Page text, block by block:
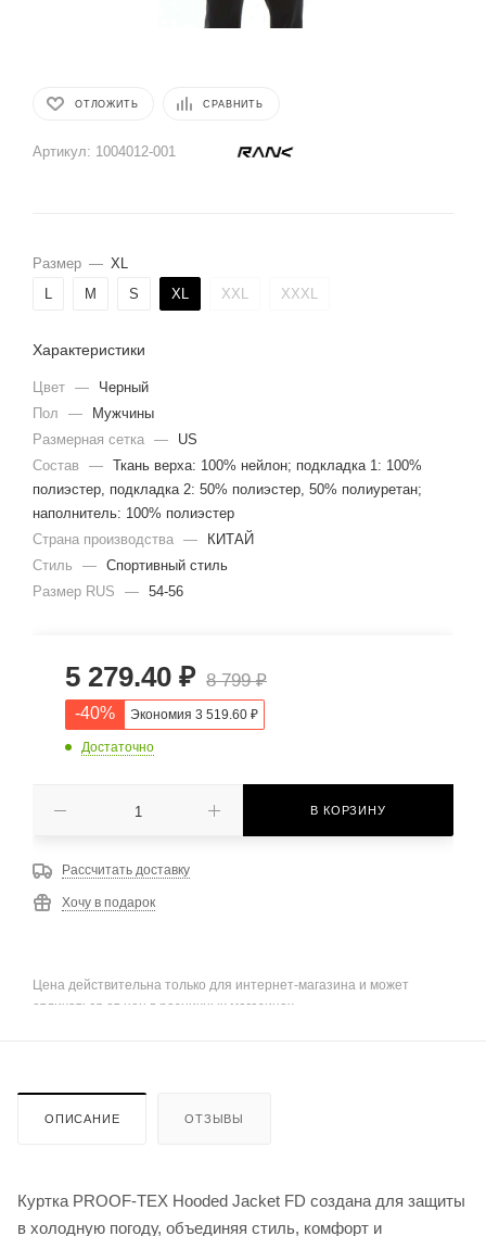
ОТЛОЖИТЬ СРАВНИТЬ
Артикул: 1004012-001
Размер — XL
M S XL XXL XXXL
Характеристики
Цвет —
Черный
Пол
—
Мужчины
Размерная сетка —
US
Состав
— Ткань верха: 100% нейлон; подкладка 1: 100%
полиэстер, подкладка 2: 50% полиэстер, 50% полиуретан;
наполнитель: 100% полиэстер
Страна производства —
КИТАЙ
Стиль
— Спортивный стиль
Размер RUS
— 54-56
5 279.40 ₽ 8 799₽
-40% Экономия 3 519.60 ₽
Достаточно
В КОРЗИНУ
Рассчитать доставку
Хочу в подарок
Цена действительна только для интернет-магазина и может
отличаться от цен в розничных магазинах
ОПИСАНИЕ ОТЗЫВЫ
Куртка PROOF-TEX Hooded Jacket FD создана для защиты
в холодную погоду, объединяя стиль, комфорт и